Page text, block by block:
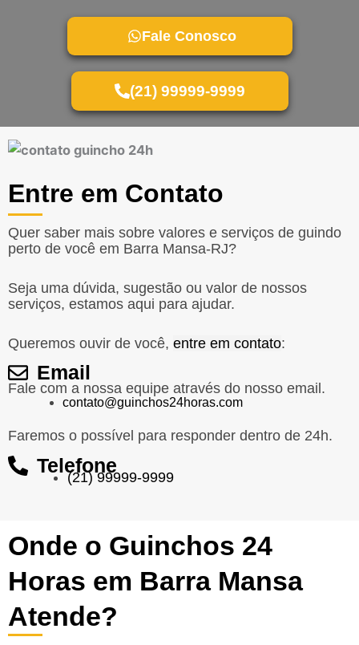
Fale Conosco
(21) 99999-9999
Entre em Contato
Quer saber mais sobre valores e serviços de guindo
perto de você em Barra Mansa-RJ?
Seja uma dúvida, sugestão ou valor de nossos
serviços, estamos aqui para ajudar.
Queremos ouvir de você, entre em contato:
Email
Fale com a nossa equipe através do nosso email.
contato@guinchos24horas.com
Faremos o possível para responder dentro de 24h.
Telefone
(21) 99999-9999
Onde o Guinchos 24
Horas em Barra Mansa
Atende?